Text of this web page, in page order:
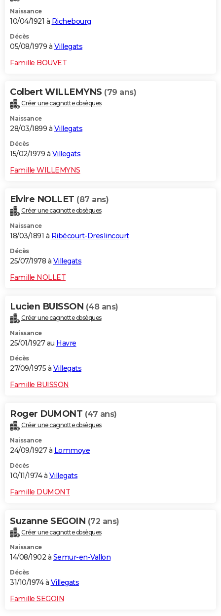
Naissance
10/04/1921 à Richebourg
Décès
05/08/1979 à Villegats
Famille BOUVET
Colbert WILLEMYNS (79 ans)
Créer une cagnotte obsèques
Naissance
28/03/1899 à Villegats
Décès
15/02/1979 à Villegats
Famille WILLEMYNS
Elvire NOLLET (87 ans)
Créer une cagnotte obsèques
Naissance
18/03/1891 à Ribécourt-Dreslincourt
Décès
25/07/1978 à Villegats
Famille NOLLET
Lucien BUISSON (48 ans)
Créer une cagnotte obsèques
Naissance
25/01/1927 au Havre
Décès
27/09/1975 à Villegats
Famille BUISSON
Roger DUMONT (47 ans)
Créer une cagnotte obsèques
Naissance
24/09/1927 à Lommoye
Décès
10/11/1974 à Villegats
Famille DUMONT
Suzanne SEGOIN (72 ans)
Créer une cagnotte obsèques
Naissance
14/08/1902 à Semur-en-Vallon
Décès
31/10/1974 à Villegats
Famille SEGOIN